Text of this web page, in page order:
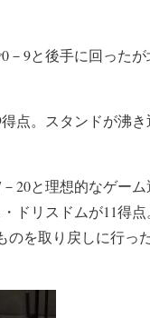
9と後手に回った
点。スタンドが沸き
20と理想的なゲー
ドリスドムが11得
を取り戻しに行っ